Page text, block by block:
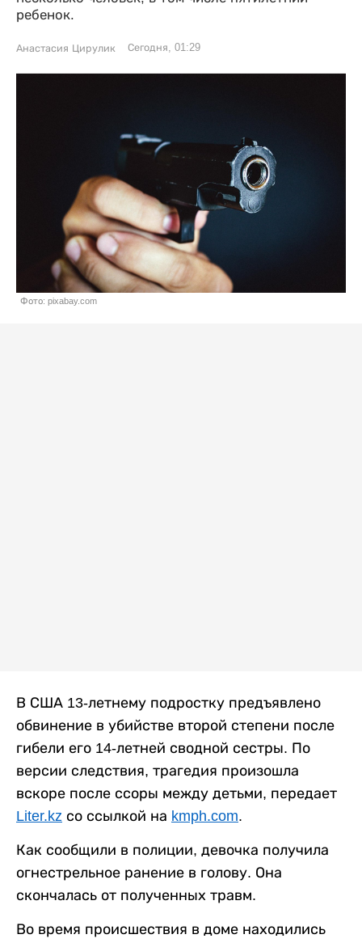
ребенок.
Анастасия Цирулик Сегодня, 01:29
Фото: pixabay.com
В США 13-летнему подростку предъявлено
обвинение в убийстве второй степени после
гибели его 14-летней сводной сестры. По
версии следствия, трагедия произошла
вскоре после ссоры между детьми, передает
Liter.kz со ссылкой на kmph.com.
Как сообщили в полиции, девочка получила
огнестрельное ранение в голову. Она
скончалась от полученных травм.
Во время происшествия в доме находились